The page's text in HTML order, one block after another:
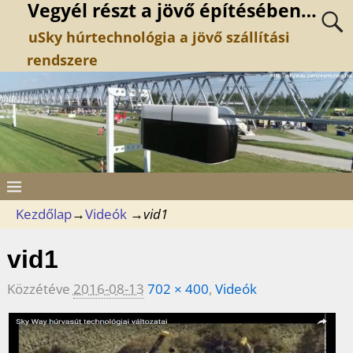
Vegyél részt a jövő építésében…
uSky húrtechnológia a jövő szállítási
rendszere
Kezdőlap→Videók →vid1
vid1
Közzétéve 2016-08-13 702 × 400, Videók